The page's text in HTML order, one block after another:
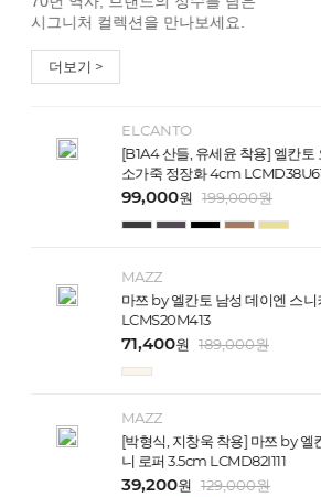
시그니처 컬렉션을 만나보세요.
더보기 >
ELCANTO
[B1A4 산들, 유세윤 착용] 엘칸토
소가죽 정장화 4cm
99,000원 199,000원
MAZZ
마쯔 by 엘칸토 남성 데이엔 스
LCMS20M413
71,400원 189,000원
MAZZ
[박형식, 지창욱 착용] 마쯔 by 엘
니 로퍼 3.5cm LCMD82I111
39,200원 129,000원